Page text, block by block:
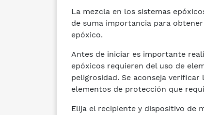
La mezcla en los sistemas
de suma importancia para
epóxico.
Antes de iniciar es importante
epóxicos requieren del uso de
peligrosidad. Se aconseja
elementos de protección que
Elija el recipiente y dispositivo de